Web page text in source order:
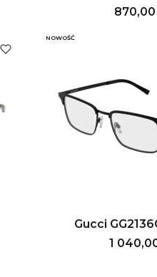
Cena
870,00
NOWOŚĆ
Gucci
Cena
1